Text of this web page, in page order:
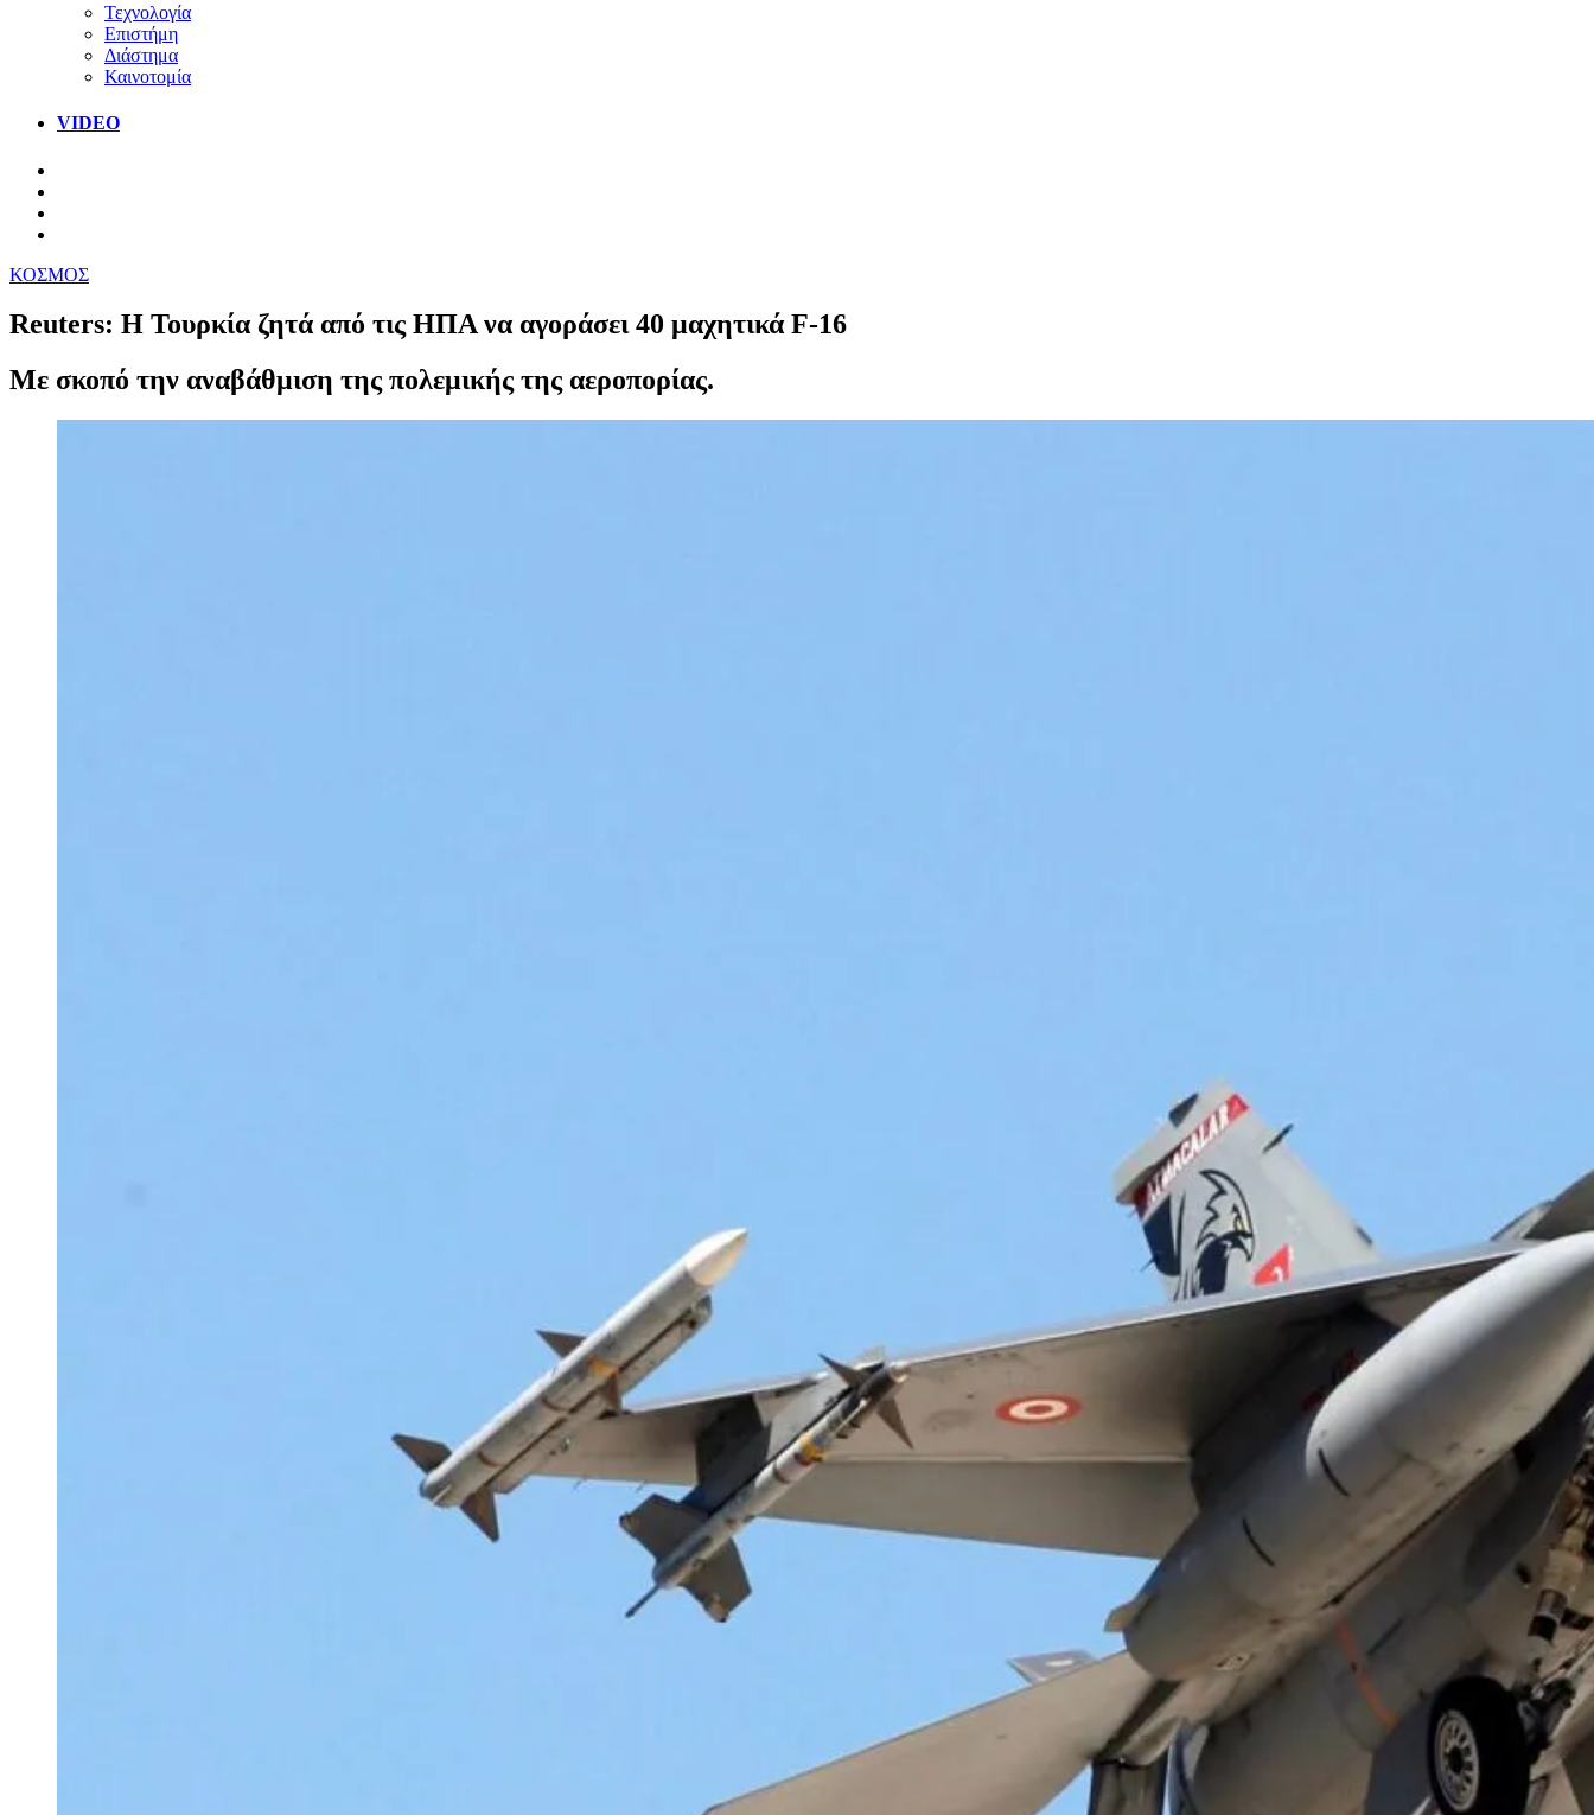
Τεχνολογία
Επιστήμη
Διάστημα
Καινοτομία
VIDEO
ΚΟΣΜΟΣ
Reuters: Η Τουρκία ζητά από τις ΗΠΑ να αγοράσει 40 μαχητικά F-16
Με σκοπό την αναβάθμιση της πολεμικής της αεροπορίας.